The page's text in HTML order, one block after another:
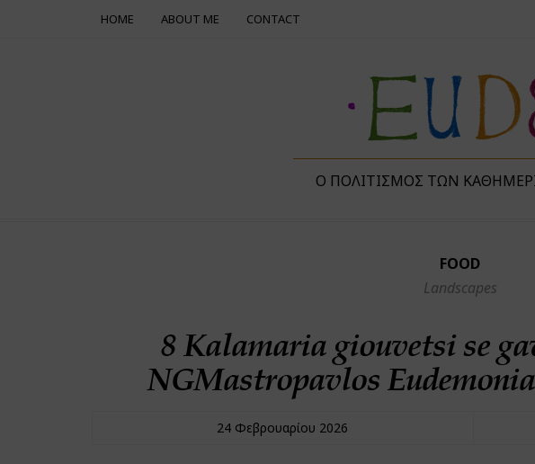
HOME ABOUT ME CONTACT
Ο ΠΟΛΙΤΙΣΜΌΣ ΤΩΝ
FOOD
Landscapes
8 Kalamaria giouvetsi se
NGMastropavlos
24 Φεβρουαρίου 2026